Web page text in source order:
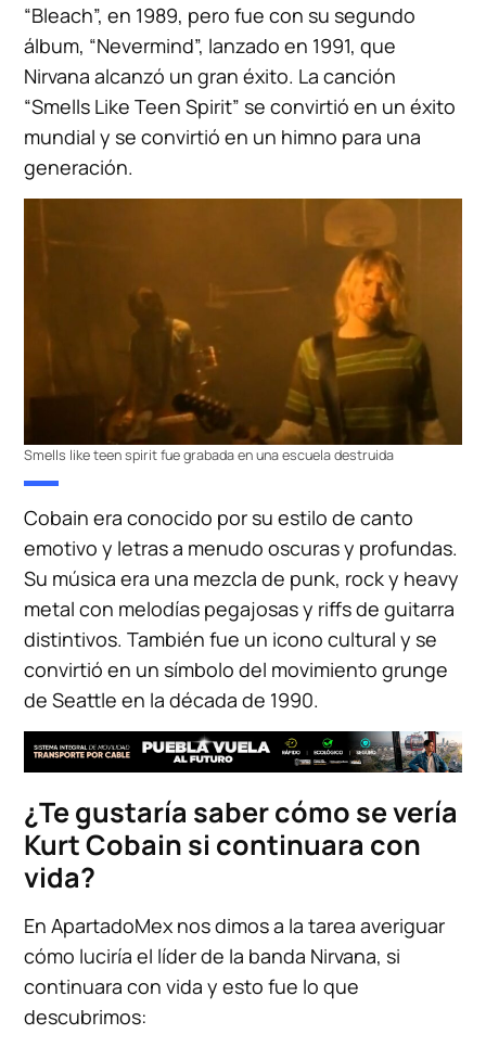
“Bleach”, en 1989, pero fue con su segundo
álbum, “Nevermind”, lanzado en 1991, que
Nirvana alcanzó un gran éxito. La canción
“Smells Like Teen Spirit” se convirtió en un éxito
mundial y se convirtió en un himno para una
generación.
Smells like teen spirit fue grabada en una escuela destruida
Cobain era conocido por su estilo de canto
emotivo y letras a menudo oscuras y profundas.
Su música era una mezcla de punk, rock y heavy
metal con melodías pegajosas y riffs de guitarra
distintivos. También fue un icono cultural y se
convirtió en un símbolo del movimiento grunge
de Seattle en la década de 1990.
¿Te gustaría saber cómo se vería
Kurt Cobain si continuara con
vida?
En ApartadoMex nos dimos a la tarea averiguar
cómo luciría el líder de la banda Nirvana, si
continuara con vida y esto fue lo que
descubrimos: